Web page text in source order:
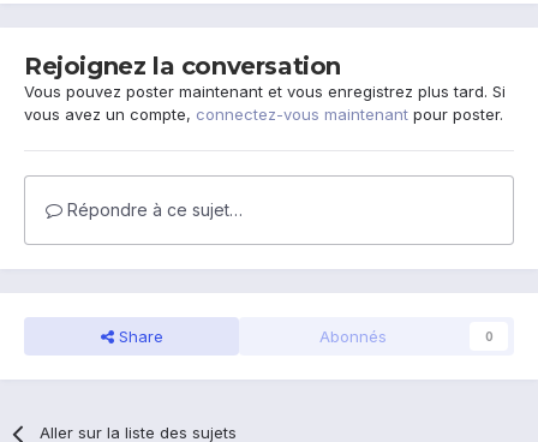
Rejoignez la conversation
Vous pouvez poster maintenant et vous enregistrez plus tard. Si
vous avez un compte, connectez-vous maintenant pour poster.
Répondre à ce sujet…
Share Abonnés 0
Aller sur la liste des sujets